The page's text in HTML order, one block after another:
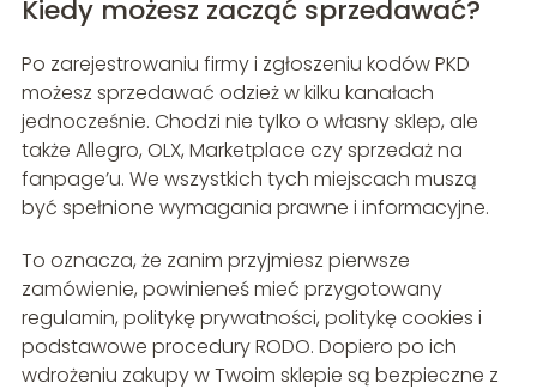
Kiedy możesz zacząć sprzedawać?
Po zarejestrowaniu firmy i zgłoszeniu kodów PKD
możesz sprzedawać odzież w kilku kanałach
jednocześnie. Chodzi nie tylko o własny sklep, ale
także Allegro, OLX, Marketplace czy sprzedaż na
fanpage’u. We wszystkich tych miejscach muszą
być spełnione wymagania prawne i informacyjne.
To oznacza, że zanim przyjmiesz pierwsze
zamówienie, powinieneś mieć przygotowany
regulamin, politykę prywatności, politykę cookies i
podstawowe procedury RODO. Dopiero po ich
wdrożeniu zakupy w Twoim sklepie są bezpieczne z